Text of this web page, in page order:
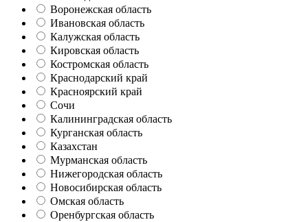
Воронежская область
Ивановская область
Калужская область
Кировская область
Костромская область
Краснодарский край
Красноярский край
Сочи
Калининградская область
Курганская область
Казахстан
Мурманская область
Нижегородская область
Новосибирская область
Омская область
Оренбургская область